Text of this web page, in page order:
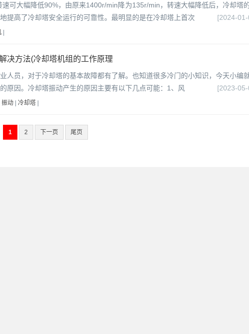
可大幅降低90%，由原来1400r/min降为135r/min，转速大幅降低后，冷却塔
提高了冷却塔安全运行的可靠性。最明显的是在冷却塔上首次
[2024-
|
决方法(冷却塔机组的工作原理
人员，对于冷却塔的基本故障都有了解。也知道很多冷门的小知识，今天小编
原因。冷却塔振动产生的原因主要有以下几点可能：1、风
[2023-
振动 | 冷却塔 |
1 2 下一页 尾页